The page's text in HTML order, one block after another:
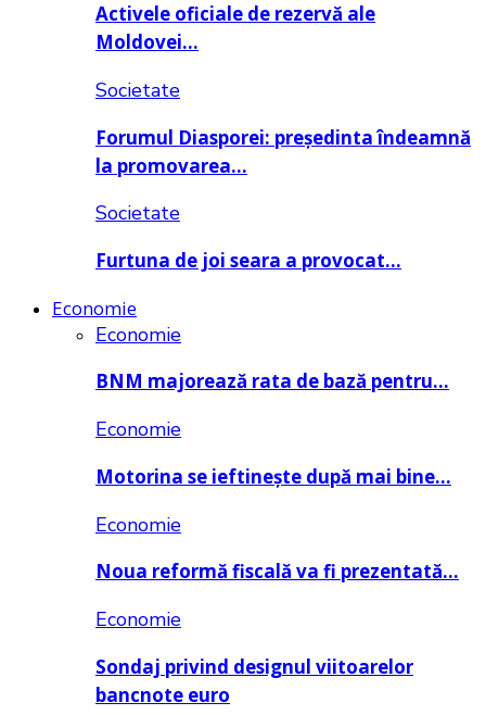
Activele oficiale de rezervă ale
Moldovei…
Societate
Forumul Diasporei: președinta îndeamnă
la promovarea…
Societate
Furtuna de joi seara a provocat…
Economie
Economie
BNM majorează rata de bază pentru…
Economie
Motorina se ieftinește după mai bine…
Economie
Noua reformă fiscală va fi prezentată…
Economie
Sondaj privind designul viitoarelor
bancnote euro